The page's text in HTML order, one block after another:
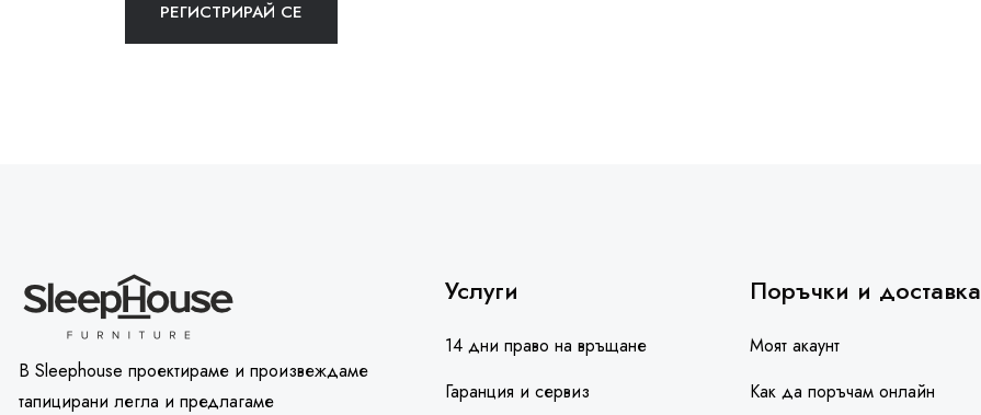
В Sleephouse проектираме и произвеждаме
тапицирани легла и предлагаме
Услуги
14 дни право на връщане
Гаранция и сервиз
Поръчки и доставка
Моят акаунт
Как да поръчам онлайн